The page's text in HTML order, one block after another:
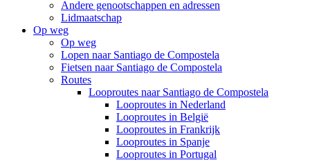
Andere genootschappen en adressen
Lidmaatschap
Op weg
Op weg
Lopen naar Santiago de Compostela
Fietsen naar Santiago de Compostela
Routes
Looproutes naar Santiago de Compostela
Looproutes in Nederland
Looproutes in België
Looproutes in Frankrijk
Looproutes in Spanje
Looproutes in Portugal